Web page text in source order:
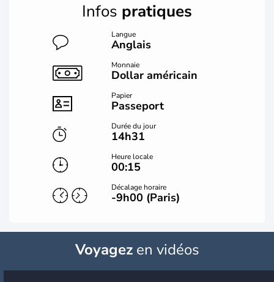
Infos pratiques
Langue
Anglais
Monnaie
Dollar américain
Papier
Passeport
Durée du jour
14h31
Heure locale
00:15
Décalage horaire
-9h00 (Paris)
Voyagezen vidéos